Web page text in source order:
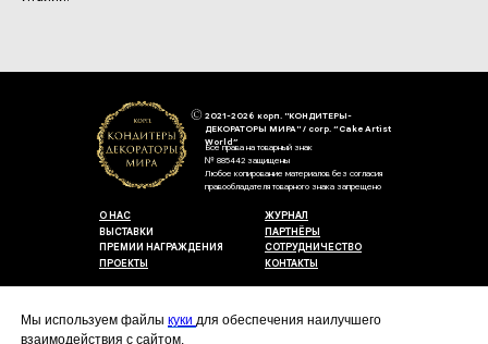
Мы используем файлы куки для обеспечения наилучшего
взаимодействия с сайтом.
2021-2026 корп. "КОНДИТЕРЫ-
ДЕКОРАТОРЫ МИРА" / corp. “Cake Artist
World”
Все права на товарный знак
№ 885442 защищены
Любое копирование материалов без согласия
правообладателя товарного знака запрещено
КОНТАКТЫ
СОТРУДНИЧЕСТВО
ЖУРНАЛ
ПАРТНЁРЫ
ПРЕМИИ НАГРАЖДЕНИЯ
ПРОЕКТЫ
ВЫСТАВКИ
О НАС
Политика конфиденциальности
Пользовательское соглашение
Согласие на обработку персональных данных